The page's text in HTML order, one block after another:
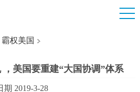
霸权美国
美国要重建“大国协调”体系
期 2019-3-28